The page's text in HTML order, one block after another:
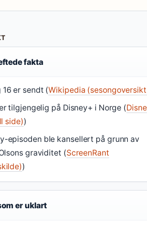
fakta
16 er sendt (Wikipedia
tilgjengelig på Disney+ i Norge (
side))
episoden ble kansellert på grunn av
graviditet (ScreenRant
)
er uklart